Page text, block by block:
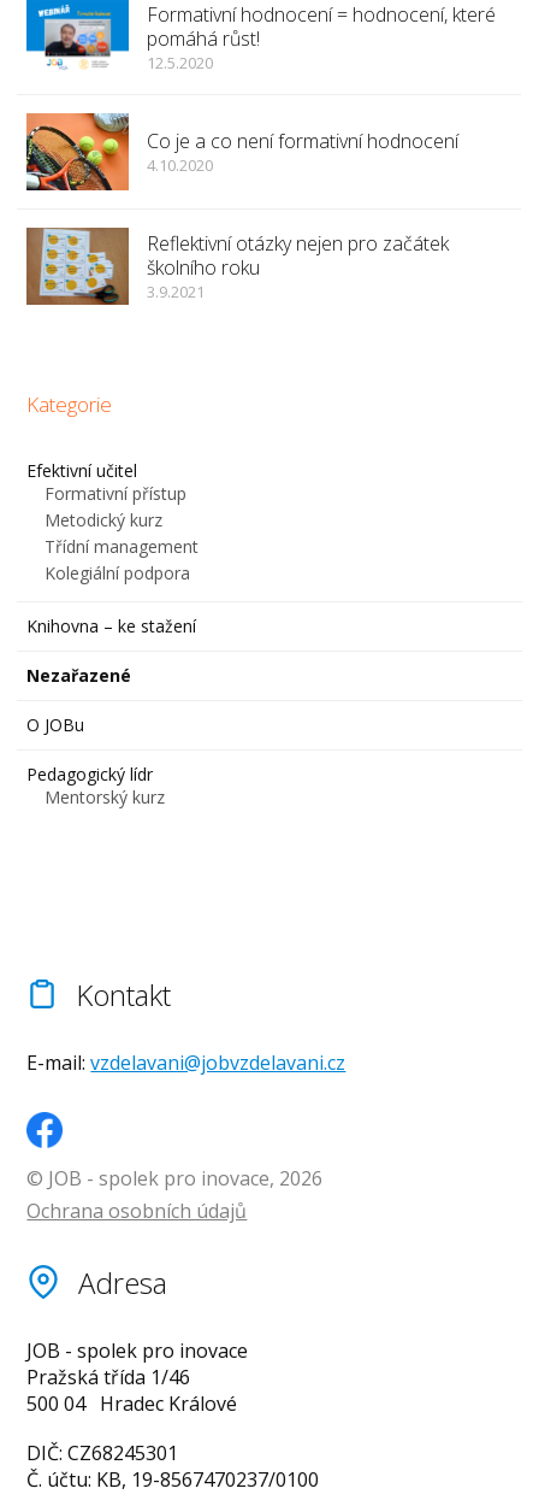
Formativní hodnocení = hodnocení, které
pomáhá růst!
12.5.2020
Co je a co není formativní hodnocení
4.10.2020
Reflektivní otázky nejen pro začátek
školního roku
3.9.2021
Kategorie
Efektivní učitel
Formativní přístup
Metodický kurz
Třídní management
Kolegiální podpora
Knihovna – ke stažení
Nezařazené
O JOBu
Pedagogický lídr
Mentorský kurz
Kontakt
E-mail:vzdelavani@jobvzdelavani.cz
© JOB - spolek pro inovace, 2026
Ochrana osobních údajů
Adresa
JOB - spolek pro inovace
Pražská třída 1/46
500 04 Hradec Králové
DIČ: CZ68245301
Č. účtu: KB, 19-8567470237/0100